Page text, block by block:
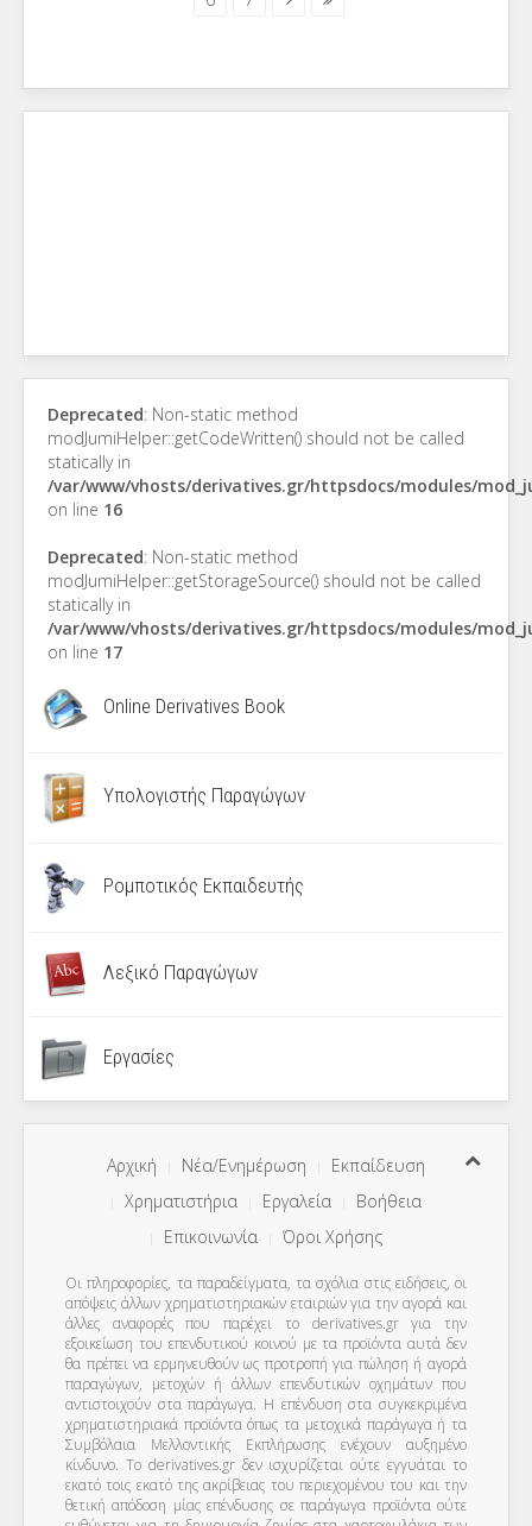
Deprecated: Non-static method
modJumiHelper::getCodeWritten() should not be called
statically in
/var/www/vhosts/derivatives.gr/httpsdocs/modules/
on line 16
Deprecated: Non-static method
modJumiHelper::getStorageSource() should not be called
statically in
/var/www/vhosts/derivatives.gr/httpsdocs/modules/
on line 17
Online Derivatives Book
Υπολογιστής Παραγώγων
Ρομποτικός Εκπαιδευτής
Λεξικό Παραγώγων
Εργασίες
Αρχική Νέα/Ενημέρωση
Εκπαίδευση
Χρηματιστήρια
Εργαλεία
Βοήθεια
Επικοινωνία
Όροι Χρήσης
Οι πληροφορίες, τα παραδείγματα, τα σχόλια στις ειδήσεις, οι
απόψεις άλλων χρηματιστηριακών εταιριών για την αγορά και
άλλες αναφορές που παρέχει το derivatives.gr για την
εξοικείωση του επενδυτικού κοινού με τα προϊόντα αυτά δεν
θα πρέπει να ερμηνευθούν ως προτροπή για πώληση ή αγορά
παραγώγων, μετοχών ή άλλων επενδυτικών οχημάτων που
αντιστοιχούν στα παράγωγα. Η επένδυση στα συγκεκριμένα
χρηματιστηριακά προϊόντα όπως τα μετοχικά παράγωγα ή τα
Συμβόλαια Μελλοντικής Εκπλήρωσης ενέχουν αυξημένο
κίνδυνο. Το derivatives.gr δεν ισχυρίζεται ούτε εγγυάται το
εκατό τοις εκατό της ακρίβειας του περιεχομένου του και την
θετική απόδοση μίας επένδυσης σε παράγωγα προϊόντα ούτε